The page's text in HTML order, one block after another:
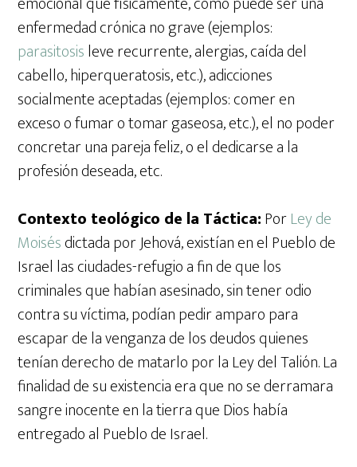
enfermedad crónica no grave (ejemplos:
parasitosisleve recurrente, alergias, caída del
cabello, hiperqueratosis, etc.), adicciones
socialmente aceptadas (ejemplos: comer en
exceso o fumar o tomar gaseosa, etc.), el no poder
concretar una pareja feliz, o el dedicarse a la
profesión deseada, etc.
Contexto teológico de la Táctica:PorLey de
Moisésdictada por Jehová, existían en el Pueblo de
Israel las ciudades-refugio a fin de que los
criminales que habían asesinado, sin tener odio
contra su víctima, podían pedir amparo para
escapar de la venganza de los deudos quienes
tenían derecho de matarlo por la Ley del Talión. La
finalidad de su existencia era que no se derramara
sangre inocente en la tierra que Dios había
entregado al Pueblo de Israel.